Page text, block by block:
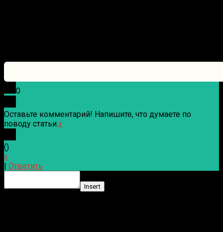
0
Оставьте комментарий! Напишите, что думаете по
поводу статьи.x
()
x
Ответить
Insert